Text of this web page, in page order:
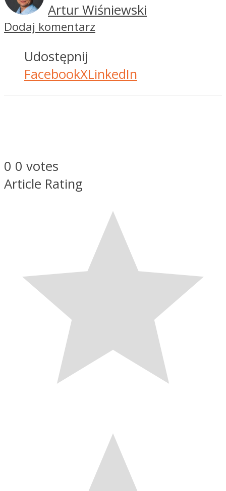
Artur Wiśniewski
Dodaj komentarz
Udostępnij
FacebookXLinkedIn
0 0 votes
Article Rating